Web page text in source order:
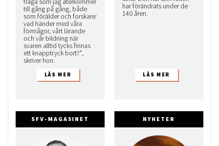
till gång på gång, både
som förälder och forskare:
vad händer med våra
förmågor, vårt lärande
och vår bildning när
svaren alltid tycks finnas
ett knapptryck bort?",
skriver hon.
har förändrats under de
140 åren.
SFV-MAGASINET NYHETER